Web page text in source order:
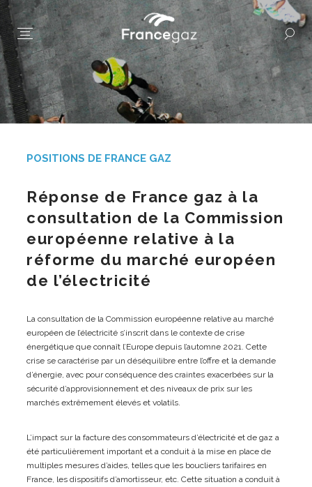
POSITIONS DE FRANCE GAZ
Réponse de France gaz à la
consultation de la Commission
européenne relative à la
réforme du marché européen
de l’électricité
La consultation de la Commission européenne relative au marché
européen de l’électricité s’inscrit dans le contexte de crise
énergétique que connaît l’Europe depuis l’automne 2021. Cette
crise se caractérise par un déséquilibre entre l’offre et la demande
d’énergie, avec pour conséquence des craintes exacerbées sur la
sécurité d’approvisionnement et des niveaux de prix sur les
marchés extrêmement élevés et volatils.
L’impact sur la facture des consommateurs d’électricité et de gaz a
été particulièrement important et a conduit à la mise en place de
multiples mesures d’aides, telles que les boucliers tarifaires en
France, les dispositifs d’amortisseur, etc. Cette situation a conduit à